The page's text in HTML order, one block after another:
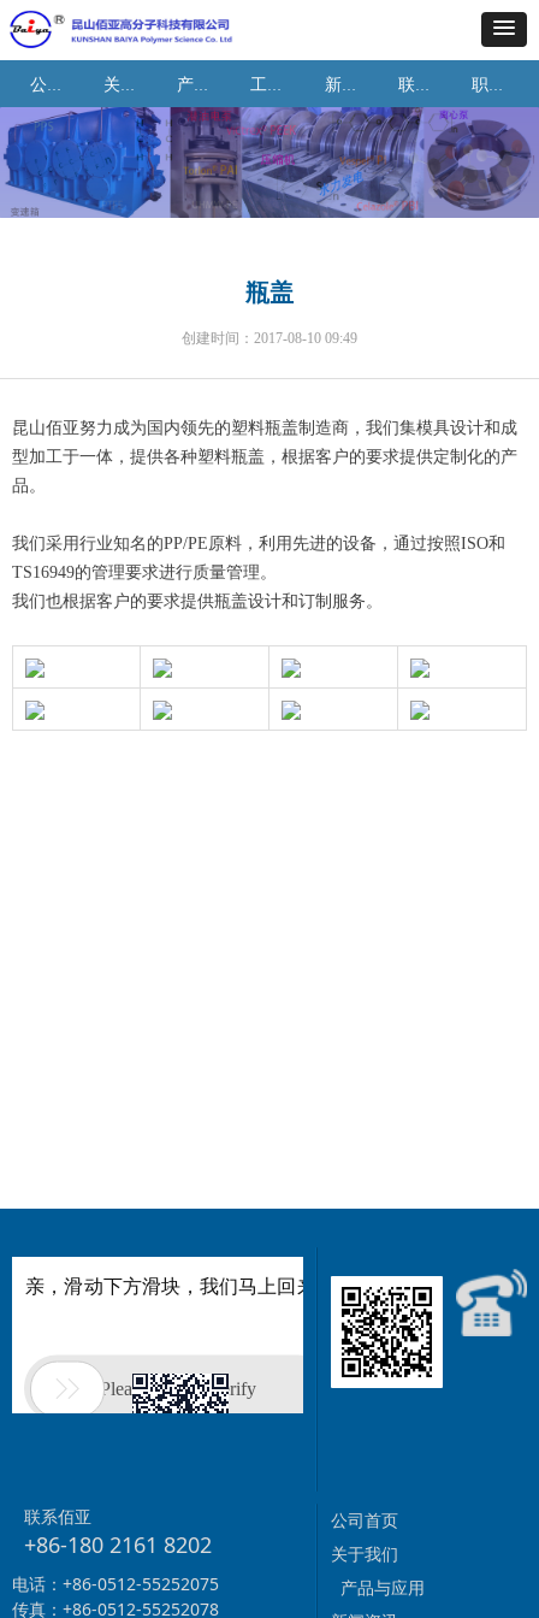
公司首页 关于我们 产品与应用 工艺与能力 新闻资讯 联系我们 职业机会
瓶盖
昆山佰亚努力成为国内领先的塑料瓶盖制造商，我们集模具设计和成
型加工于一体，提供各种塑料瓶盖，根据客户的要求提供定制化的产
品。
我们采用行业知名的PP/PE原料，利用先进的设备，通过按照ISO和
TS16949的管理要求进行质量管理。
我们也根据客户的要求提供瓶盖设计和订制服务。
创建时间： 2017-08-10 09:49
联系佰亚
+86-180 2161 8202
电话：+86-0512-55252075
传真：+86-0512-55252078
公司首页
关于我们
产品与应用